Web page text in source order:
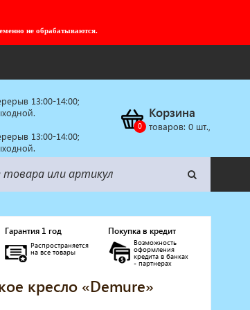
не обрабатываются.
13:00-14:00;
13:00-14:00;
Корзина
товаров: 0шт.,
Гарантия 1 год
Распространяется
на все товары
Покупка в кредит
Возможность
оформления
кредита в банках
- партнерах
кресло «Demure»